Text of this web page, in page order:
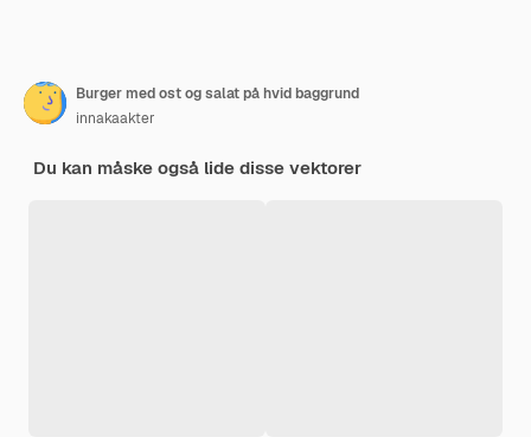
Burger med ost og salat på hvid baggrund
innakaakter
Du kan måske også lide disse vektorer